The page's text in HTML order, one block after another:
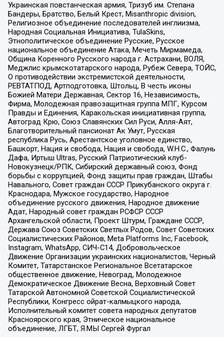
Украинская повстанческая армия, Тризуб им. Степана
Бандеры, Братство, Белый Крест, Misanthropic division,
Религиозное объединение последователей инглиизма,
Народная Социальная Инициатива, TulaSkins,
Этнополитическое объединение Русские, Русское
национальное объединение Атака, Мечеть Мирмамеда,
Община Коренного Русского народа г. Астрахани, ВОЛЯ,
Меджлис крымскотатарского народа, Рубеж Севера, ТОЙС,
О противодействии экстремистской деятельности,
РЕВТАТПОД, Артподготовка, Штольц, В честь иконы
Божией Матери Державная, Сектор 16, Независимость,
Фирма, Молодежная правозащитная группа МПГ, Курсом
Правды и Единения, Каракольская инициативная группа,
Автоград Крю, Союз Славянских Сил Руси, Алля-Аят,
Благотворительный пансионат Ак Умут, Русская
республика Русь, Арестантское уголовное единство,
Башкорт, Нация и свобода, Нация и свобода, W.H.С., Фалунь
Дафа, Иртыш Ultras, Русский Патриотический клуб-
Новокузнецк/РПК, Сибирский державный союз, Фонд
борьбы с коррупцией, Фонд защиты прав граждан, Штабы
Навального, Совет граждан СССР Прикубанского округа г.
Краснодара, Мужское государство, Народное
объединение русского движения, Народное движение
Адат, Народный совет граждан РСФСР СССР
Архангельской области, Проект Штурм, Граждане СССР,
Держава Союз Советских Светлых Родов, Совет Советских
Социалистических Районов, Meta Platforms Inc, Facebook,
Instagram, WhatsApp, СИЧ-С14, Добровольческое
Движение Организации украинских националистов, Черный
Комитет, Татарстанское Региональное Всетатарское
общественное движение, Невоград, Молодежное
Демократическое Движение Весна, Верховный Совет
Татарской Автономной Советской Социалистической
Республики, Конгресс ойрат-калмыцкого народа,
Исполнительный комитет совета народных депутатов
Красноярского края, Этническое национальное
объединение, ЛГБТ, Я.МЫ Сергей Фургал